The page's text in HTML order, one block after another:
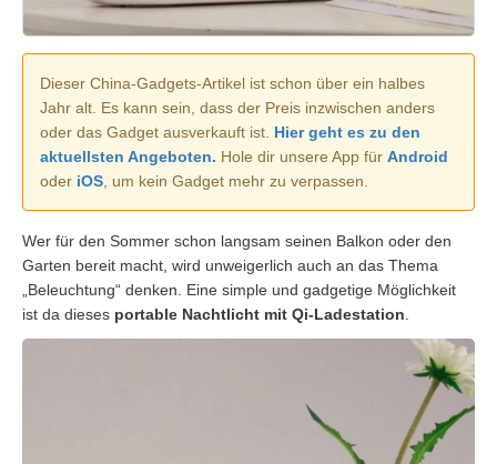
Dieser China-Gadgets-Artikel ist schon über ein halbes
Jahr alt. Es kann sein, dass der Preis inzwischen anders
oder das Gadget ausverkauft ist. Hier geht es zu den
aktuellsten Angeboten. Hole dir unsere App für Android
oder iOS , um kein Gadget mehr zu verpassen.
Wer für den Sommer schon langsam seinen Balkon oder den
Garten bereit macht, wird unweigerlich auch an das Thema
„Beleuchtung“ denken. Eine simple und gadgetige Möglichkeit
ist da dieses portable Nachtlicht mit Qi-Ladestation